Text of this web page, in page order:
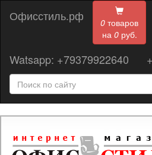
0 товаров
на 0руб.
Офисстиль.рф
Watsapp: +79379922640